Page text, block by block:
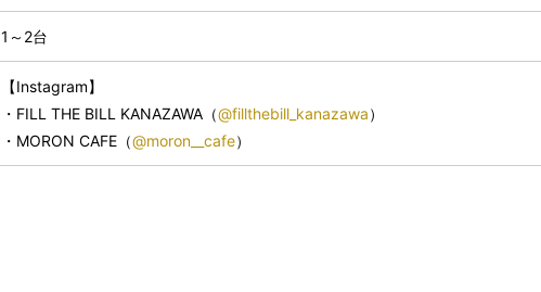
1～2台
【Instagram】
・FILL THE BILL KANAZAWA（@fillthebill_kanazawa）
・MORON CAFE（@moron__cafe）